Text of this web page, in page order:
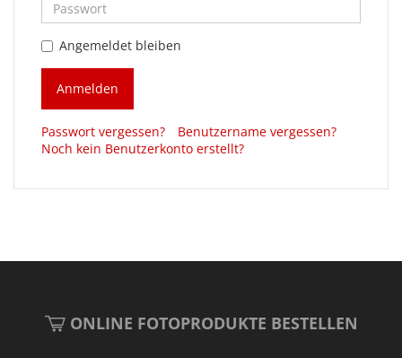
Angemeldet bleiben
Anmelden
Passwort vergessen?
Benutzername vergessen?
Noch kein Benutzerkonto erstellt?
ONLINE FOTOPRODUKTE BESTELLEN